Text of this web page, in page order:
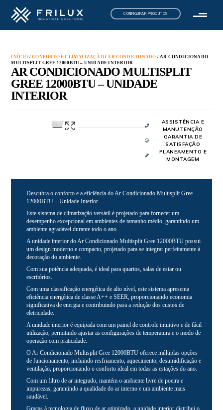
CONFIGURAR PRODUTOS
INÍCIO /CONFORTO E CLIMATIZAÇÃO/AR CONDICIONADO / AR CONDICIONADO
MULTISPLIT GREE 12000BTU – UNIDADE INTERIOR
AR CONDICIONADO MULTISPLIT
GREE 12000BTU – UNIDADE
INTERIOR
ASSISTÊNCIA E
MANUTENÇÃO
GARANTIA DE
SATISFAÇÃO
PLANEAMENTO E
MONTAGEM
Descubra o conforto e a eficiência do Ar Condicionado Multisplit Gree
12000BTU – Unidade Interior.
Este sistema de climatização versátil é projetado para fornecer um
desempenho excepcional em ambientes de tamanho médio, garantindo um
ambiente agradável durante todo o ano.
A unidade interior do Ar Condicionado Multisplit Gree 12000BTU possui
um design moderno e compacto, projetado para se integrar perfeitamente à
decoração do ambiente.
Com sua potência adequada, é ideal para quartos, salas de estar ou
escritórios.
Com uma classificação energética de alto nível, este sistema apresenta
eficiência energética de classe A++ e SEER, proporcionando economia
significativa de energia e contribuindo para a redução dos custos de
eletricidade.
A unidade interior é equipada com um painel de controle intuitivo e de fácil
utilização, permitindo ajustar as configurações de temperatura e o modo de
operação com praticidade.
O Ar Condicionado Multisplit Gree 12000BTU oferece múltiplas opções
de funcionamento, incluindo resfriamento, aquecimento, desumidificação e
ventilação, proporcionando o conforto ideal em todas as estações do ano.
Com um filtro de ar integrado, mantém o ambiente livre de poeira e
impurezas, garantindo a qualidade do ar interno e um ambiente mais
saudável.
Graças à tecnologia de fluxo de ar otimizado, a unidade interior distribui o